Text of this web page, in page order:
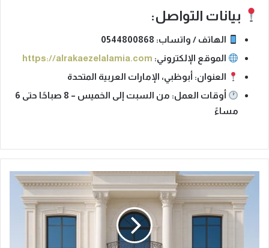
بيانات التواصل:
الهاتف / واتساب: 0544800868
الموقع الإلكتروني:
العنوان: أبوظبي، الإمارات العربية المتحدة
أوقات العمل:
من السبت إلى الخميس – 8 صباحًا حتى 6
مساءً